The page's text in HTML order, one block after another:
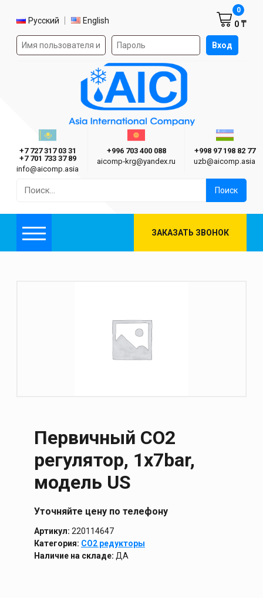
Выбор языка
Русский English
Форма авторизации на сайте Вход
0 ₸
0
Asia International Company
Казахстан г. Алматы
+7 727 317 03 31
+7 701 733 37 89
info@aicomp.asia
Киргизия г. Бишкек
+996 703 400 088
aicomp‑krg@yandex.ru
+998 97 198 82 77
uzb@aicomp.asia
Меню ЗАКАЗАТЬ ЗВОНОК
Первичный CO2
регулятор, 1x7bar,
модель US
Уточняйте цену по телефону
Артикул: 220114647
Категория: CO2 редукторы
Наличие на складе: ДА